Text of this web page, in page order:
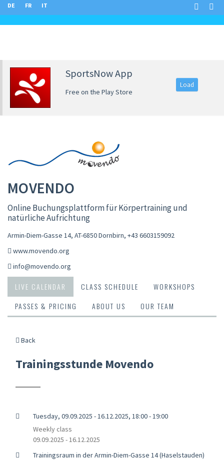
DE FR IT
SportsNow App
Free on the Play Store
Load
MOVENDO
Online Buchungsplattform für Körpertraining und
natürliche Aufrichtung
Armin-Diem-Gasse 14, AT-6850 Dornbirn, +43 6603159092
www.movendo.org
info@movendo.org
LIVE CALENDAR CLASS SCHEDULE
WORKSHOPS
PASSES & PRICING
ABOUT US OUR TEAM
Back
Trainingsstunde Movendo
Tuesday, 09.09.2025 - 16.12.2025, 18:00 - 19:00
Weekly class
09.09.2025 - 16.12.2025
Trainingsraum in der Armin-Diem-Gasse 14 (Haselstauden)